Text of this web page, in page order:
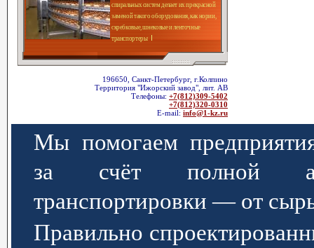
спиральных систем делает их прекрасной
заменой такого оборудования, как нории,
скребковые, шнековые и ленточные
транспортеры
196650, Санкт-Петербург, г.Колпино
Территория "Ижорский завод", лит. АВ
Телефоны: +7(812)309-5402
+7(812)320-0310
E-mail: info@1-kz.ru
Мы помогаем
за счёт полной
транспортировки — от
Правильно